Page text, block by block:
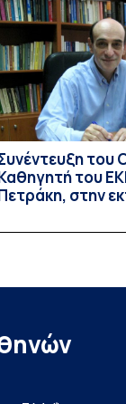
ζώσης
τις 10 Ιουλίου
του
του
στην